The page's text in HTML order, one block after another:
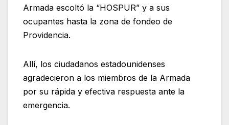
Armada escoltó la “HOSPUR” y a sus
ocupantes hasta la zona de fondeo de
Providencia.
Allí, los ciudadanos estadounidenses
agradecieron a los miembros de la Armada
por su rápida y efectiva respuesta ante la
emergencia.